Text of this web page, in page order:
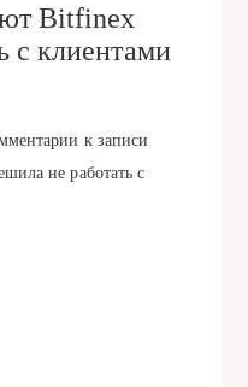
Bitfinex
с клиентами
к записи
не работать с